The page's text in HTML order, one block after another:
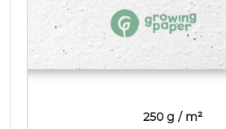
250 g / m²